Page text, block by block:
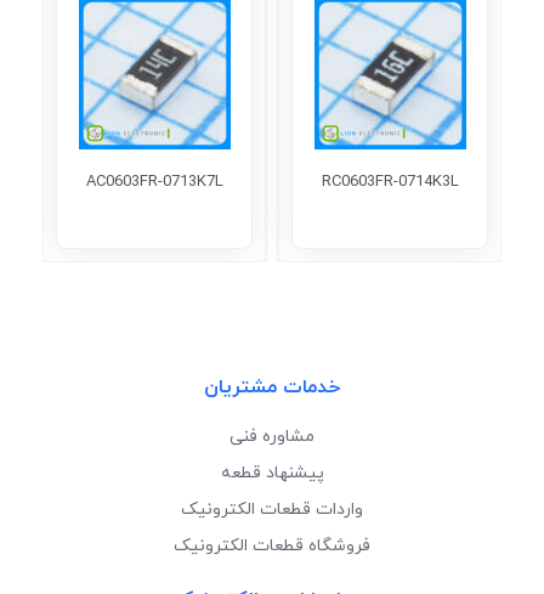
RC0603FR-0714K3L
AC0603FR-0713K7L
خدمات مشتریان
مشاوره فنی
پیشنهاد قطعه
واردات قطعات الکترونیک
فروشگاه قطعات الکترونیک